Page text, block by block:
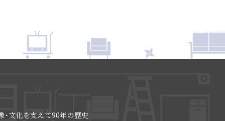
･文化を支えて90年の歴史